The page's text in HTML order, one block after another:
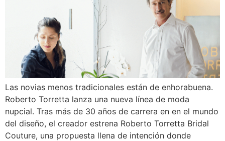
Las novias menos tradicionales están de enhorabuena.
Roberto Torretta lanza una nueva línea de moda
nupcial. Tras más de 30 años de carrera en en el mundo
del diseño, el creador estrena Roberto Torretta Bridal
Couture, una propuesta llena de intención donde